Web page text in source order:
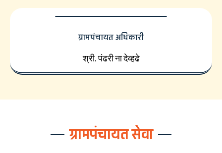
ग्रामपंचायत अधिकारी
श्री. पंढरी ना देव्हढे
ग्रामपंचायत सेवा